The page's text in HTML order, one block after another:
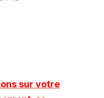
sur votre